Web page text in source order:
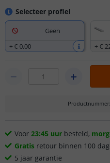
Selecteer profiel
Geen
+€ 0,00
+€
Productnummer:
Voor 23:45 uur besteld,
Gratis retour binnen 100
5 jaar garantie